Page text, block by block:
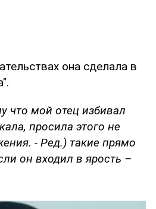
она сделала в
что мой отец избивал
просила этого не
- Ред.) такие прямо
он входил в ярость –